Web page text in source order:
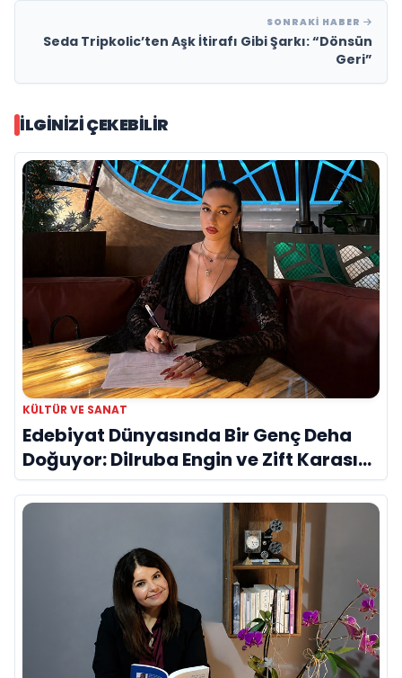
SONRAKI HABER
Seda Tripkolic’ten Aşk İtirafı Gibi Şarkı: “Dönsün
Geri”
İLGINIZI ÇEKEBILIR
KÜLTÜR VE SANAT
Edebiyat Dünyasında Bir Genç Deha
Doğuyor: Dilruba Engin ve Zift Karası
Evreni ‘AVENOİR’